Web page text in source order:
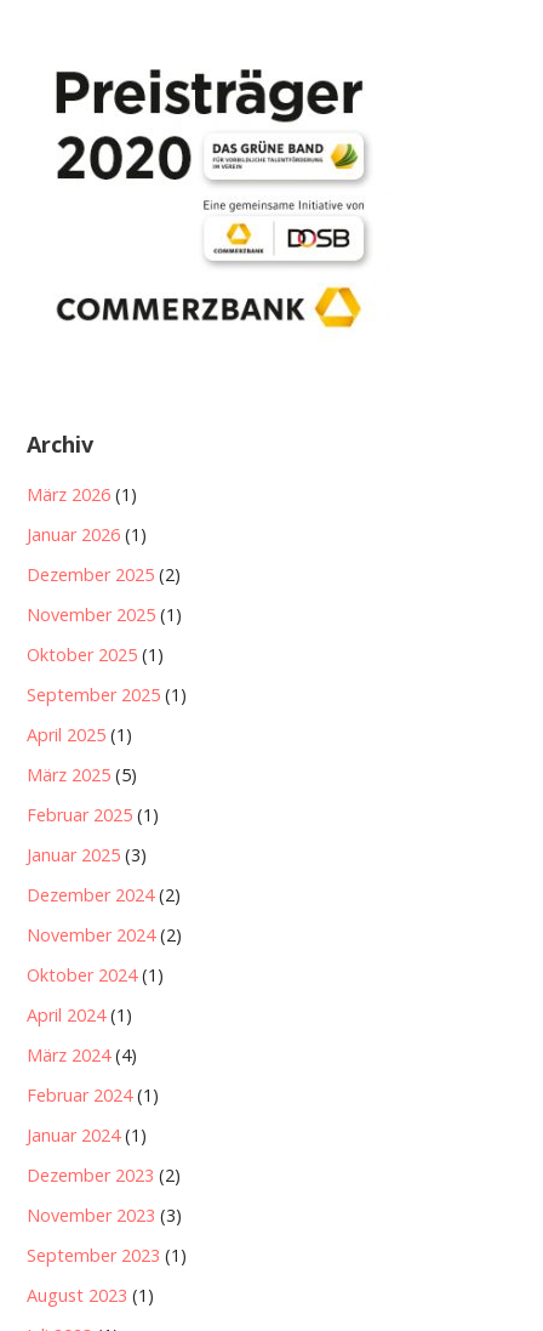
Archiv
März 2026 (1)
Januar 2026 (1)
Dezember 2025 (2)
November 2025 (1)
Oktober 2025 (1)
September 2025 (1)
April 2025 (1)
März 2025 (5)
Februar 2025 (1)
Januar 2025 (3)
Dezember 2024(2)
November 2024(2)
Oktober 2024(1)
April 2024(1)
März 2024(4)
Februar 2024(1)
Januar 2024(1)
Dezember 2023 (2)
November 2023 (3)
September 2023 (1)
August 2023 (1)